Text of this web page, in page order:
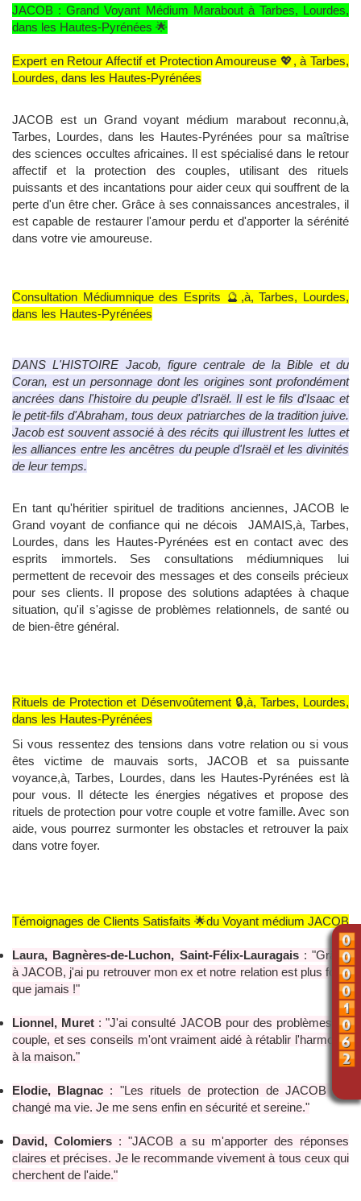
JACOB : Grand Voyant Médium Marabout à Tarbes, Lourdes,
dans les Hautes-Pyrénées 🌟
Expert en Retour Affectif et Protection Amoureuse 💖, à Tarbes,
Lourdes, dans les Hautes-Pyrénées
JACOB est un Grand voyant médium marabout reconnu,à,
Tarbes, Lourdes, dans les Hautes-Pyrénées pour sa maîtrise
des sciences occultes africaines. Il est spécialisé dans le retour
affectif et la protection des couples, utilisant des rituels
puissants et des incantations pour aider ceux qui souffrent de la
perte d'un être cher. Grâce à ses connaissances ancestrales, il
est capable de restaurer l'amour perdu et d'apporter la sérénité
dans votre vie amoureuse.
Consultation Médiumnique des Esprits 🔮,à, Tarbes, Lourdes,
dans les Hautes-Pyrénées
DANS L'HISTOIRE Jacob, figure centrale de la Bible et du
Coran, est un personnage dont les origines sont profondément
ancrées dans l'histoire du peuple d'Israël. Il est le fils d'Isaac et
le petit-fils d'Abraham, tous deux patriarches de la tradition juive.
Jacob est souvent associé à des récits qui illustrent les luttes et
les alliances entre les ancêtres du peuple d'Israël et les divinités
de leur temps.
En tant qu'héritier spirituel de traditions anciennes, JACOB le
Grand voyant de confiance qui ne décois JAMAIS,à, Tarbes,
Lourdes, dans les Hautes-Pyrénées est en contact avec des
esprits immortels. Ses consultations médiumniques lui
permettent de recevoir des messages et des conseils précieux
pour ses clients. Il propose des solutions adaptées à chaque
situation, qu'il s'agisse de problèmes relationnels, de santé ou
de bien-être général.
Rituels de Protection et Désenvoûtement 🔒,à, Tarbes, Lourdes,
dans les Hautes-Pyrénées
Si vous ressentez des tensions dans votre relation ou si vous
êtes victime de mauvais sorts, JACOB et sa puissante
voyance,à, Tarbes, Lourdes, dans les Hautes-Pyrénées est là
pour vous. Il détecte les énergies négatives et propose des
rituels de protection pour votre couple et votre famille. Avec son
aide, vous pourrez surmonter les obstacles et retrouver la paix
dans votre foyer.
Témoignages de Clients Satisfaits 🌟du Voyant médium JACOB
Laura, Bagnères-de-Luchon, Saint-Félix-Lauragais: "Grâce
à JACOB, j'ai pu retrouver mon ex et notre relation est plus forte
que jamais !"
Lionnel, Muret : "J'ai consulté JACOB pour des problèmes de
couple, et ses conseils m'ont vraiment aidé à rétablir l'harmonie
à la maison."
Elodie, Blagnac : "Les rituels de protection de JACOB ont
changé ma vie. Je me sens enfin en sécurité et sereine."
David, Colomiers: "JACOB a su m'apporter des réponses
claires et précises. Je le recommande vivement à tous ceux qui
cherchent de l'aide."